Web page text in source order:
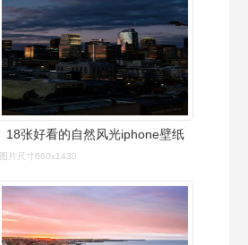
18张好看的自然风光iphone壁纸
图片尺寸660x1430